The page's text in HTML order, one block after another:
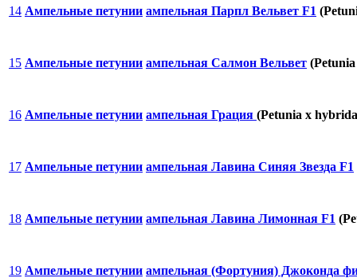
14 Ампельные петунии ампельная Парпл Вельвет F1
15 Ампельные петунии ампельная Салмон Вельвет
16 Ампельные петунии ампельная Грация (Petunia x
17 Ампельные петунии ампельная Лавина Синяя Звезда F1
18 Ампельные петунии ампельная Лавина Лимонная F1
19 Ампельные петунии ампельная (Фортуния) Джоконда